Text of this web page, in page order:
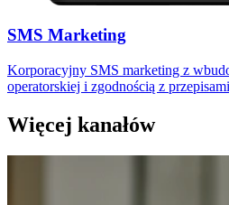
SMS Marketing
Korporacyjny SMS marketing z
operatorskiej i zgodnością z
Więcej kanałów